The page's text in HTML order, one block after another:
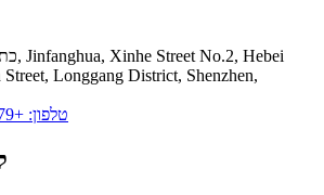
Longgang District, Shenzhen,
טלפון: +86-755-25029979